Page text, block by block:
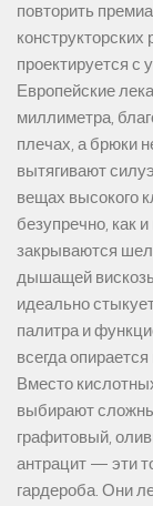
повторить
проектируется с
Европейские
миллиметра,
плечах, а брюки
вытягивают
вещах высокого
безупречно, как
закрываются
дышащей
идеально
палитра и
всегда
Вместо
выбирают
графитовый,
антрацит — эти
гардероба. Они